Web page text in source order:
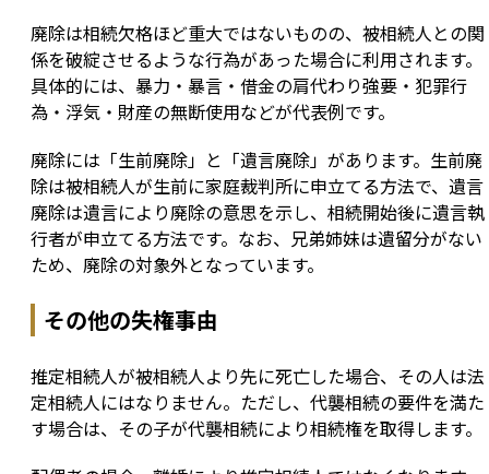
廃除は相続欠格ほど重大ではないものの、被相続人との関
係を破綻させるような行為があった場合に利用されます。
具体的には、暴力・暴言・借金の肩代わり強要・犯罪行
為・浮気・財産の無断使用などが代表例です。
廃除には「生前廃除」と「遺言廃除」があります。生前廃
除は被相続人が生前に家庭裁判所に申立てる方法で、遺言
廃除は遺言により廃除の意思を示し、相続開始後に遺言執
行者が申立てる方法です。なお、兄弟姉妹は遺留分がない
ため、廃除の対象外となっています。
その他の失権事由
推定相続人が被相続人より先に死亡した場合、その人は法
定相続人にはなりません。ただし、代襲相続の要件を満た
す場合は、その子が代襲相続により相続権を取得します。